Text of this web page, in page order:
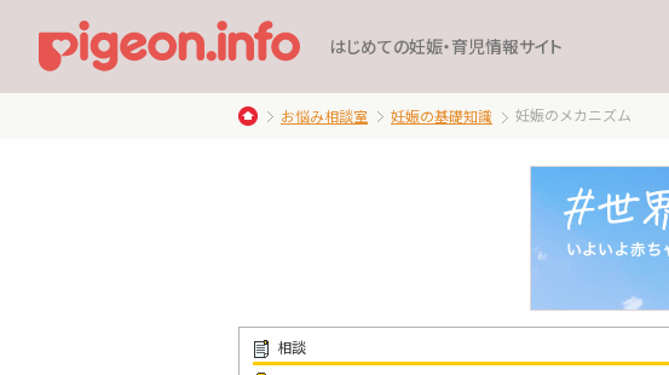
はじめての妊娠・育児情報サイト
お悩み相談室 妊娠の基礎知識 妊娠のメカニズム
相談